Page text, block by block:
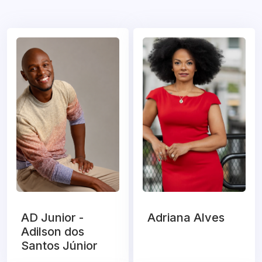
AD Junior -
Adilson dos
Santos Júnior
Adriana Alves